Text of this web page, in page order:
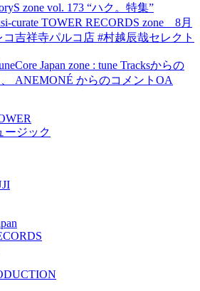
zone vol. 173 “ハク。特集”
curate TOWER RECORDS zone 8月
コ吉祥寺パルコ店 #村越辰哉セレクト
Japan zone : tune Tracksからの
ANEMONÉ からのコメントOA
ージック